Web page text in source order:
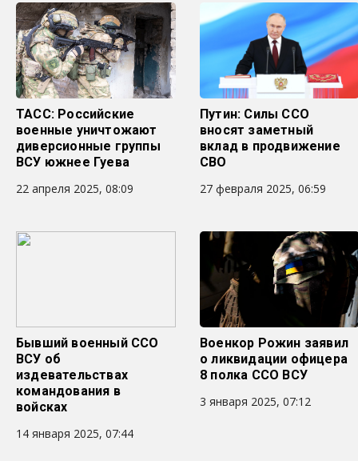
ТАСС: Российские
военные уничтожают
диверсионные группы
ВСУ южнее Гуева
22 апреля 2025, 08:09
Путин: Силы ССО
вносят заметный
вклад в продвижение
СВО
27 февраля 2025, 06:59
Бывший военный ССО
ВСУ об
издевательствах
командования в
войсках
14 января 2025, 07:44
Военкор Рожин заявил
о ликвидации офицера
8 полка ССО ВСУ
3 января 2025, 07:12